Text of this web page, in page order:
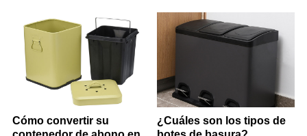
Cómo convertir su
¿Cuáles son los tipos de